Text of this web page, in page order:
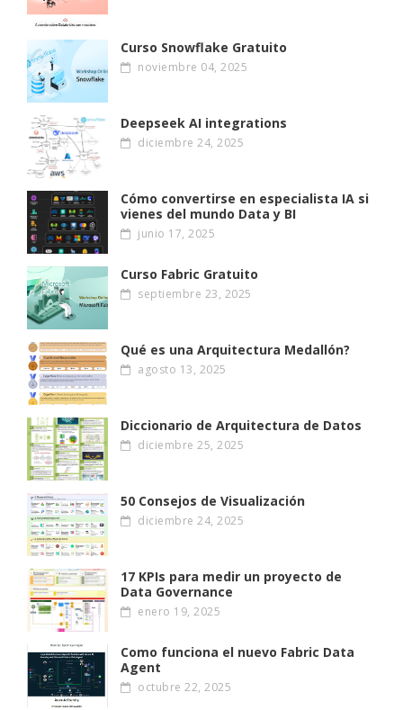
Curso Snowflake Gratuito
noviembre 04, 2025
Deepseek AI integrations
diciembre 24, 2025
Cómo convertirse en especialista IA si
vienes del mundo Data y BI
junio 17, 2025
Curso Fabric Gratuito
septiembre 23, 2025
Qué es una Arquitectura Medallón?
agosto 13, 2025
Diccionario de Arquitectura de Datos
diciembre 25, 2025
50 Consejos de Visualización
diciembre 24, 2025
17 KPIs para medir un proyecto de
Data Governance
enero 19, 2025
Como funciona el nuevo Fabric Data
Agent
octubre 22, 2025